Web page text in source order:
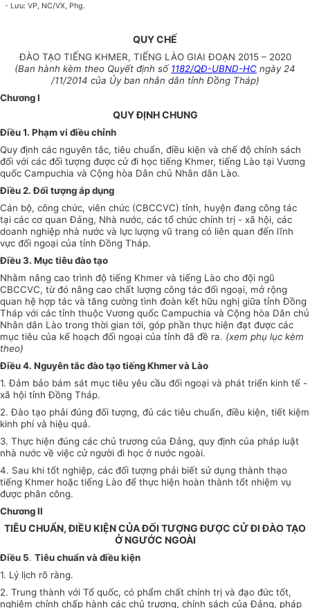
- Lưu: VP, NC/VX, Phg.
QUY CHẾ
ĐÀO TẠO TIẾNG KHMER, TIẾNG LÀO GIAI ĐOẠN 2015 – 2020
(Ban hành kèm theo Quyết định số 1182/QĐ-UBND-HC ngày 24
/11/2014 của Ủy ban nhân dân tỉnh Đồng Tháp)
Chương I
QUY ĐỊNH CHUNG
Điều 1. Phạm vi điều chỉnh
Quy định các nguyên tắc, tiêu chuẩn, điều kiện và chế độ chính sách
đối với các đối tượng được cử đi học tiếng Khmer, tiếng Lào tại Vương
quốc Campuchia và Cộng hòa Dân chủ Nhân dân Lào.
Điều 2. Đối tượng áp dụng
Cán bộ, công chức, viên chức (CBCCVC) tỉnh, huyện đang công tác
tại các cơ quan Đảng, Nhà nước, các tổ chức chính trị - xã hội, các
doanh nghiệp nhà nước và lực lượng vũ trang có liên quan đến lĩnh
vực đối ngoại của tỉnh Đồng Tháp.
Điều 3. Mục tiêu đào tạo
Nhằm nâng cao trình độ tiếng Khmer và tiếng Lào cho đội ngũ
CBCCVC, từ đó nâng cao chất lượng công tác đối ngoại, mở rộng
quan hệ hợp tác và tăng cường tình đoàn kết hữu nghị giữa tỉnh Đồng
Tháp với các tỉnh thuộc Vương quốc Campuchia và Cộng hòa Dân chủ
Nhân dân Lào trong thời gian tới, góp phần thực hiện đạt được các
mục tiêu của kế hoạch đối ngoại của tỉnh đã đề ra. (xem phụ lục kèm
theo)
Điều 4. Nguyên tắc đào tạo tiếng Khmer và Lào
1. Đảm bảo bám sát mục tiêu yêu cầu đối ngoại và phát triển kinh tế -
xã hội tỉnh Đồng Tháp.
2. Đào tạo phải đúng đối tượng, đủ các tiêu chuẩn, điều kiện, tiết kiệm
kinh phí và hiệu quả.
3. Thực hiện đúng các chủ trương của Đảng, quy định của pháp luật
nhà nước về việc cử người đi học ở nước ngoài.
4. Sau khi tốt nghiệp, các đối tượng phải biết sử dụng thành thạo
tiếng Khmer hoặc tiếng Lào để thực hiện hoàn thành tốt nhiệm vụ
được phân công.
Chương II
TIÊU CHUẨN, ĐIỀU KIỆN CỦA ĐỐI TƯỢNG ĐƯỢC CỬ ĐI ĐÀO TẠO
Ở NGƯỚC NGOÀI
Điều 5. Tiêu chuẩn và điều kiện
1. Lý lịch rõ ràng.
2. Trung thành với Tổ quốc, có phẩm chất chính trị và đạo đức tốt,
nghiêm chỉnh chấp hành các chủ trương, chính sách của Đảng, pháp